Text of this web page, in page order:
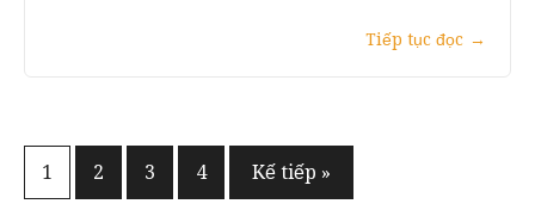
Tiếp tục đọc →
Điều
1 2 3 4 Kế tiếp »